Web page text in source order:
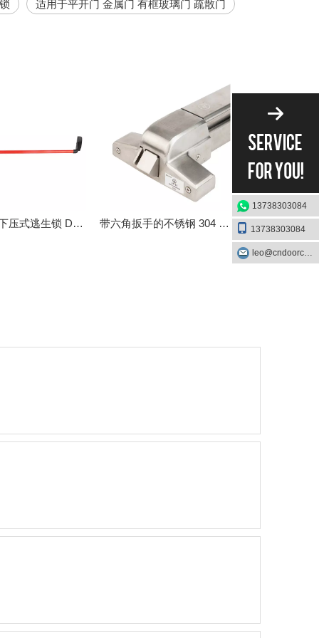
适用于平开门 金属门 有框玻璃门 疏散门
新款欧标下压式逃生锁 DK-331 带六角扳手的不锈钢 304 紧急出口装置 DK-UL500S
13738303084
13738303084
leo@cndoorcare.com